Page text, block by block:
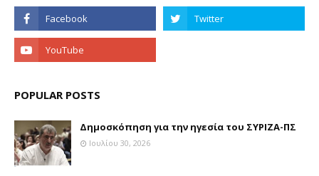
POPULAR POSTS
Δημοσκόπηση για την ηγεσία του ΣΥΡΙΖΑ-ΠΣ
Ιουλίου 30, 2026